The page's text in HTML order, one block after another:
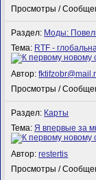
Просмотры /
Раздел: Моды:
Тема: RTF -
Автор:
Просмотры /
Раздел: Карты
Тема:Я впервые за
Автор:restertis
Просмотры /